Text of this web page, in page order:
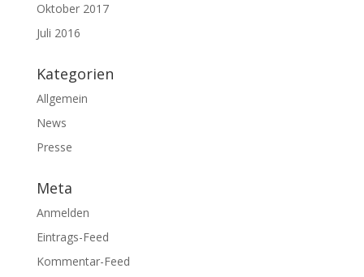
Oktober 2017
Juli 2016
Kategorien
Allgemein
News
Presse
Meta
Anmelden
Eintrags-Feed
Kommentar-Feed